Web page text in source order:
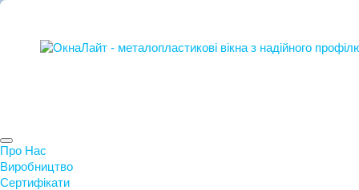
Про Нас
Виробництво
Сертифікати